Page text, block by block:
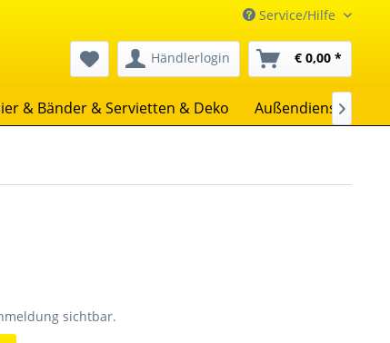
Service/Hilfe
Händlerlogin € 0,00 *
& Bänder & Servietten & Deko Außendienst
sichtbar.